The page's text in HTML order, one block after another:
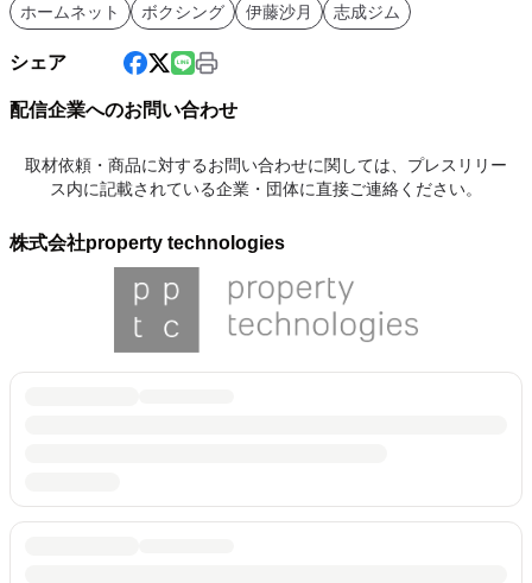
ホームネット
ボクシング 伊藤沙月 志成ジム
シェア
配信企業へのお問い合わせ
取材依頼・商品に対するお問い合わせに関しては、プレスリリー
ス内に記載されている企業・団体に直接ご連絡ください。
株式会社property technologies